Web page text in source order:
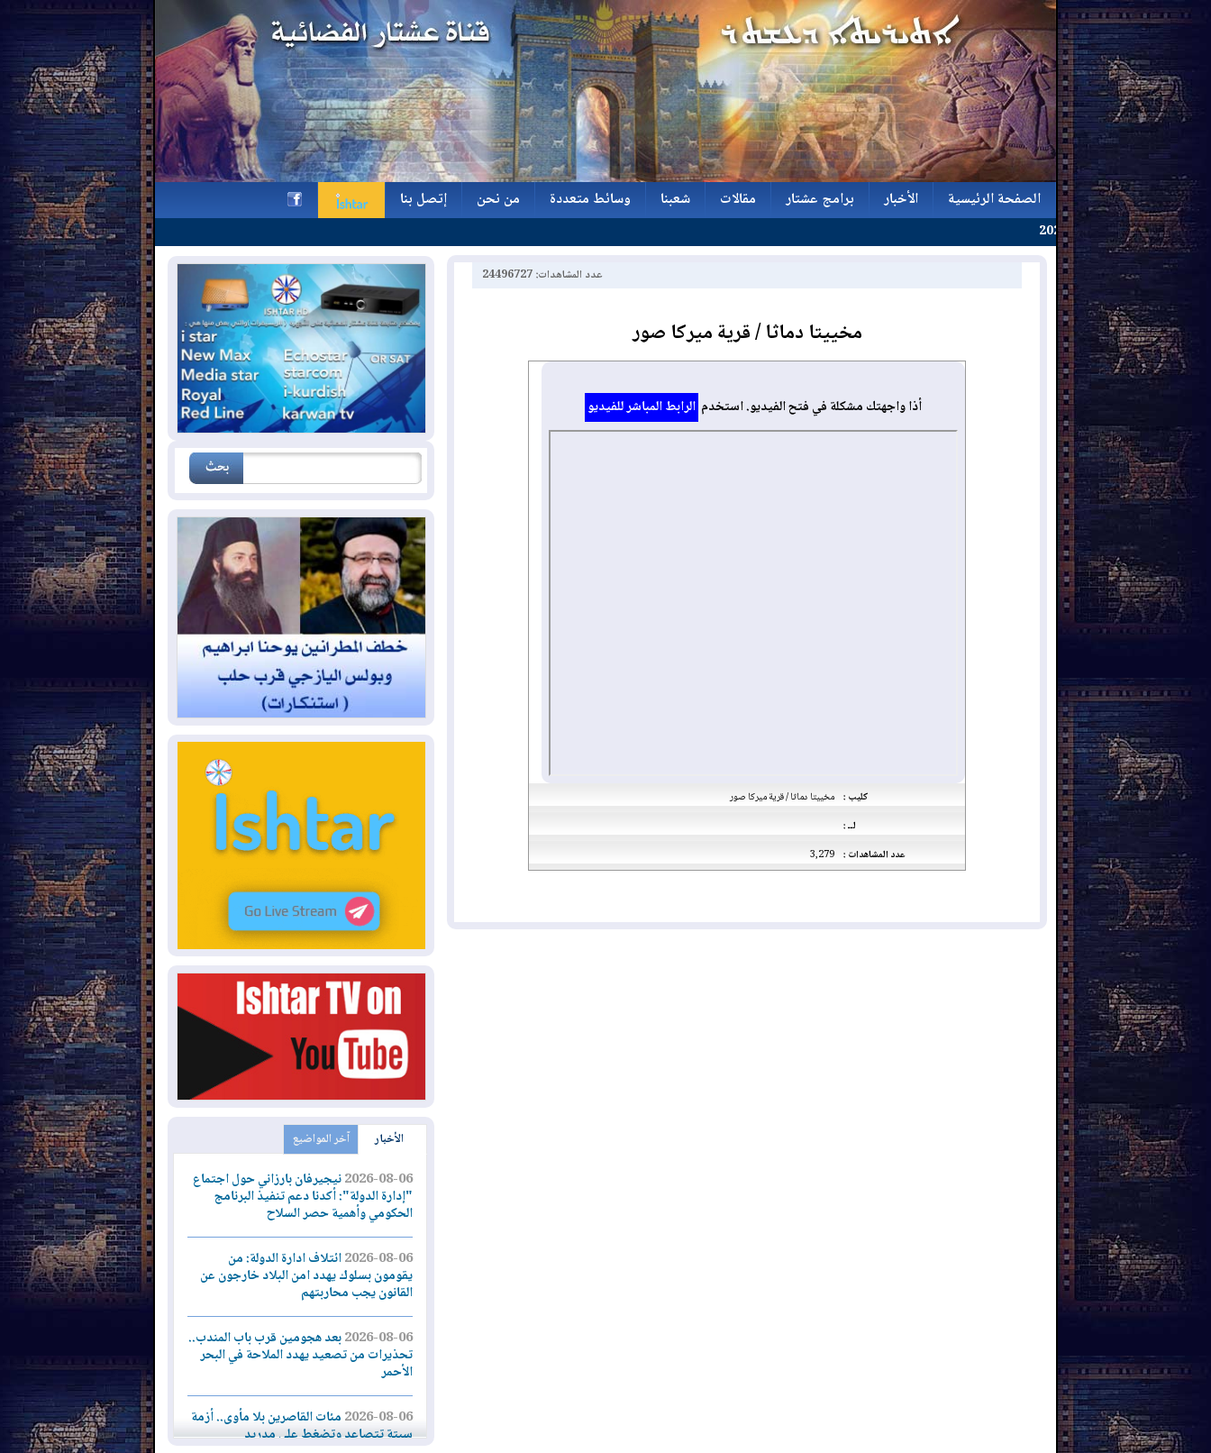
الصفحة الرئيسية
الصفحة الرئيسية
الأخبار
برامج عشتار
مقالات
شعبنا
وسائط متعددة
من نحن
إتصل بنا
بيان بمناسبة يوم الشهيد
عدد المشاهدات: 24496727
مخييتا دماثا / قرية ميركا صور
أذا واجهتك مشكلة في فتح الفيديو. استخدم الرابط المباشر للفيديو
مخييتا دماثا / قرية ميركا صور كليب :
لــ :
3,279 عدد المشاهدات :
h
الأخبار آخر المواضيع
2026-08-06نيجيرفان بارزاني حول اجتماع
"إدارة الدولة": أكدنا دعم تنفيذ البرنامج
الحكومي وأهمية حصر السلاح
2026-08-06ائتلاف ادارة الدولة: من
يقومون بسلوك يهدد امن البلاد خارجون عن
القانون يجب محاربتهم
2026-08-06بعد هجومين قرب باب المندب..
تحذيرات من تصعيد يهدد الملاحة في البحر
الأحمر
2026-08-06مئات القاصرين بلا مأوى.. أزمة
سبتة تتصاعد وتضغط على مدريد